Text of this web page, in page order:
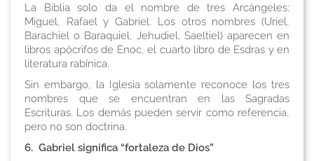
La Biblia solo da el nombre de tres Arcángeles:
Miguel, Rafael y Gabriel. Los otros nombres (Uriel,
Barachiel o Baraquiel, Jehudiel, Saeltiel) aparecen en
libros apócrifos de Enoc, el cuarto libro de Esdras y en
literatura rabínica.
Sin embargo, la Iglesia solamente reconoce los tres
nombres que se encuentran en las Sagradas
Escrituras. Los demás pueden servir como referencia,
pero no son doctrina.
6. Gabriel significa “fortaleza de Dios”